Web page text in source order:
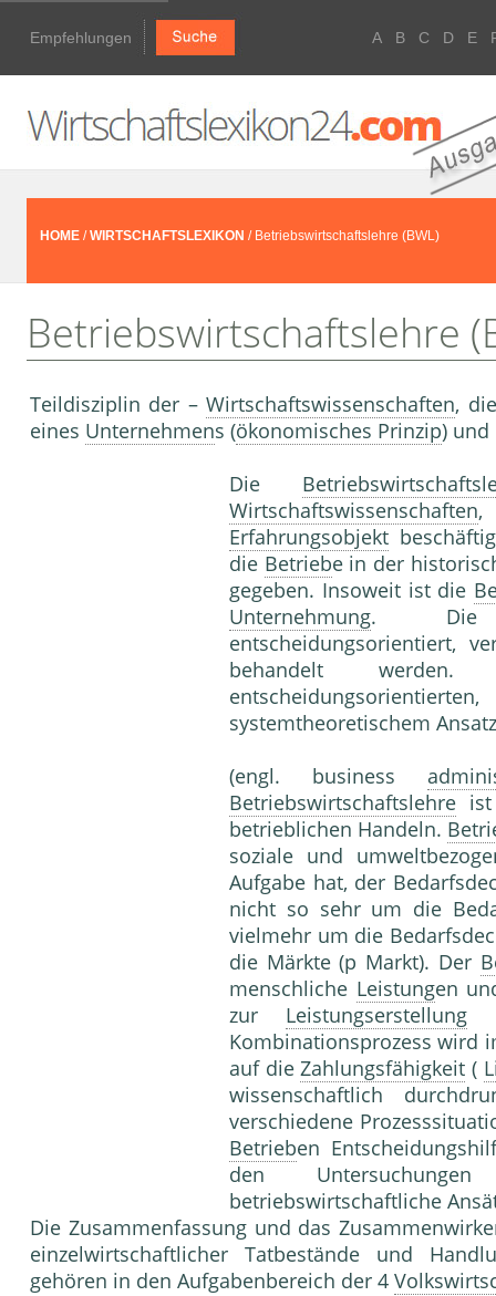
Empfehlungen A B C D E
HOME /WIRTSCHAFTSLEXIKON / Betriebswirtschaftslehre (BWL)
Betriebswirtschaftslehre
Teildisziplin der –Wirtschaftswissenschaften,
eines Unternehmens (ökonomisches Prinzip) und
Die
Wirtschaftswissenschaften,
Erfahrungsobjekt
die Betriebe in der
gegeben. Insoweit ist die
Unternehmung.
entscheidungsorientiert,
behandelt
systemtheoretischem
(engl. business
Betriebswirtschaftslehre
betrieblichen Handeln.
soziale und
Aufgabe hat, der
nicht so sehr um die
vielmehr um die
die Märkte (p Markt). Der
menschliche Leistungen
zur Leistungserstellung
Kombinationsprozess wird
auf dieZahlungsfähigkeit (
wissenschaftlich
verschiedene
Betrieben
den
betriebswirtschaftliche
Die Zusammenfassung und das
einzelwirtschaftlicher Tatbestände und
gehören in den Aufgabenbereich der 4